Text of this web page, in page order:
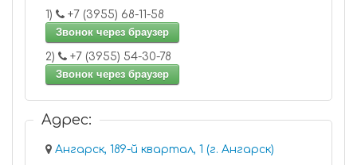
1)
+7 (3955) 68-11-58
Звонок через браузер
2)
+7 (3955) 54-30-78
Звонок через браузер
Адрес:
Ангарск, 189-й квартал, 1 (г. Ангарск)